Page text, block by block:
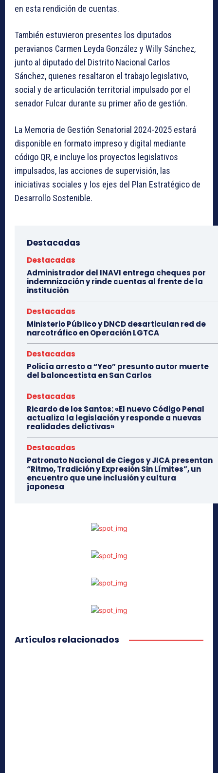
en esta rendición de cuentas.
También estuvieron presentes los diputados
peravianos Carmen Leyda González y Willy Sánchez,
junto al diputado del Distrito Nacional Carlos
Sánchez, quienes resaltaron el trabajo legislativo,
social y de articulación territorial impulsado por el
senador Fulcar durante su primer año de gestión.
La Memoria de Gestión Senatorial 2024-2025 estará
disponible en formato impreso y digital mediante
código QR, e incluye los proyectos legislativos
impulsados, las acciones de supervisión, las
iniciativas sociales y los ejes del Plan Estratégico de
Desarrollo Sostenible.
Destacadas
Destacadas
Administrador del INAVI entrega cheques por
indemnización y rinde cuentas al frente de la
institución
Destacadas
Ministerio Público y DNCD desarticulan red de
narcotráfico en Operación LGTCA
Destacadas
Policía arresto a “Yeo” presunto autor muerte
del baloncestista en San Carlos
Destacadas
Ricardo de los Santos: «El nuevo Código Penal
actualiza la legislación y responde a nuevas
realidades delictivas»
Destacadas
Patronato Nacional de Ciegos y JICA presentan
“Ritmo, Tradición y Expresión Sin Límites”, un
encuentro que une inclusión y cultura
japonesa
Artículos relacionados